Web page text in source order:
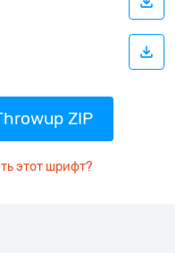
ZIP
этот шрифт?